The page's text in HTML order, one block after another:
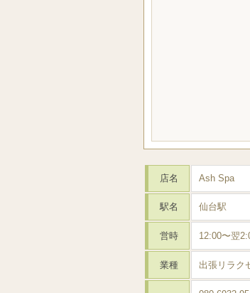
店名 Ash Spa
駅名 仙台駅
営時 12:00〜翌
業種 出張リラク